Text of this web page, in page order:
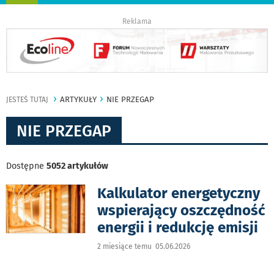
Reklama
JESTEŚ TUTAJ ARTYKUŁY NIE PRZEGAP
NIE PRZEGAP
Dostępne 5052 artykułów
Kalkulator energetyczny
wspierający oszczędność
energii i redukcję emisji
2 miesiące temu 05.06.2026